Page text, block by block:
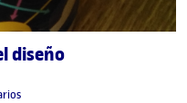
diseño
2021 3:54 pm
en La antropología en el diseño